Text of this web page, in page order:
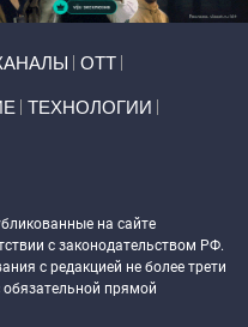
ОТТ
ТЕХНОЛОГИИ
на сайте
с законодательством РФ.
с редакцией не более трети
прямой